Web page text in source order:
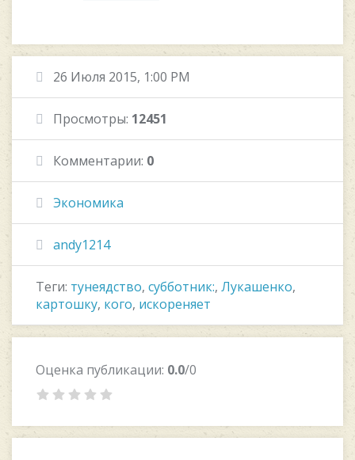
26 Июля 2015, 1:00 PM
Просмотры: 12451
Комментарии: 0
Экономика
andy1214
Теги: тунеядство, субботник:, Лукашенко,
картошку, кого, искореняет
Оценка публикации: 0.0/0